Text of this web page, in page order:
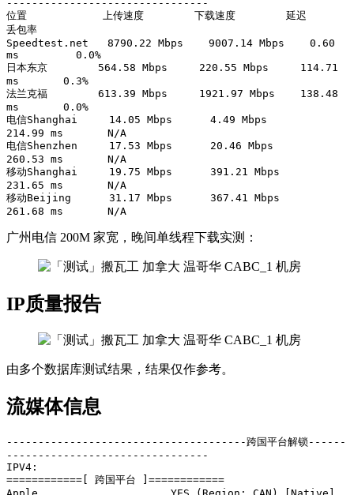
--------------------------------
位置            上传速度        下载速度        延迟
丢包率
Speedtest.net   8790.22 Mbps    9007.14 Mbps    0.60
ms         0.0%
日本东京        564.58 Mbps     220.55 Mbps     114.71
ms       0.3%
法兰克福        613.39 Mbps     1921.97 Mbps    138.48
ms       0.0%
电信Shanghai     14.05 Mbps      4.49 Mbps
214.99 ms       N/A
电信Shenzhen     17.53 Mbps      20.46 Mbps
260.53 ms       N/A
移动Shanghai     19.75 Mbps      391.21 Mbps
231.65 ms       N/A
移动Beijing      31.17 Mbps      367.41 Mbps
广州电信 200M 家宽，晚间单线程下载实测：
IP质量报告
由多个数据库测试结果，结果仅作参考。
流媒体信息
--------------------------------------跨国平台解锁------
--------------------------------
IPV4:
============[ 跨国平台 ]============